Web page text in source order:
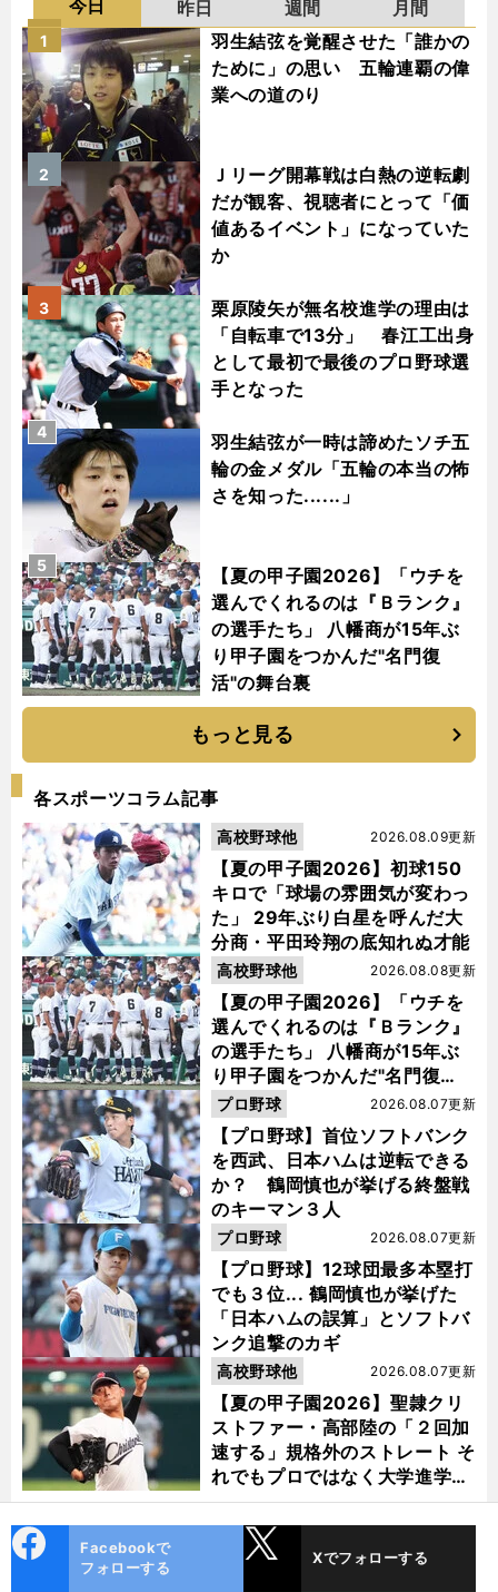
今日 昨日 週間
月間
羽生結弦を覚醒させた「誰かの
ために」の思い 五輪連覇の偉
業への道のり
1
Ｊリーグ開幕戦は白熱の逆転劇
だが観客、視聴者にとって「価
値あるイベント」になっていた
か
2
栗原陵矢が無名校進学の理由は
「自転車で13分」 春江工出身
として最初で最後のプロ野球選
手となった
3
羽生結弦が一時は諦めたソチ五
輪の金メダル「五輪の本当の怖
さを知った......」
4
【夏の甲子園2026】「ウチを
選んでくれるのは『Ｂランク』
の選手たち」 八幡商が15年ぶ
り甲子園をつかんだ"名門復
活"の舞台裏
5
もっと見る
各スポーツコラム記事
【夏の甲子園2026】初球150
キロで「球場の雰囲気が変わっ
た」 29年ぶり白星を呼んだ大
分商・平田玲翔の底知れぬ才能
2026.08.09更新
高校野球他
【夏の甲子園2026】「ウチを
選んでくれるのは『Ｂランク』
の選手たち」 八幡商が15年ぶ
り甲子園をつかんだ"名門復
活"の舞台裏
2026.08.08更新
高校野球他
【プロ野球】首位ソフトバンク
を西武、日本ハムは逆転できる
か？ 鶴岡慎也が挙げる終盤戦
のキーマン３人
2026.08.07更新
プロ野球
【プロ野球】12球団最多本塁打
でも３位... 鶴岡慎也が挙げた
「日本ハムの誤算」とソフトバ
ンク追撃のカギ
2026.08.07更新
プロ野球
【夏の甲子園2026】聖隷クリ
ストファー・高部陸の「２回加
速する」規格外のストレート そ
れでもプロではなく大学進学を
選ぶ理由
2026.08.07更新
高校野球他
ok
Facebookで
フォローする
Xでフォローする